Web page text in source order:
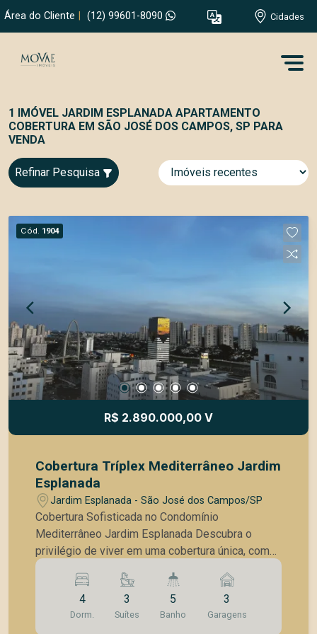
Área do Cliente (12) 99601-8090 Cidades
1 IMÓVEL JARDIM ESPLANADA APARTAMENTO
COBERTURA EM SÃO JOSÉ DOS CAMPOS, SP PARA
VENDA
Refinar Pesquisa
Cód. 1904
R$ 2.890.000,00 V
Cobertura Tríplex Mediterrâneo Jardim
Esplanada
Jardim Esplanada - São José dos Campos/SP
Cobertura Sofisticada no Condomínio
Mediterrâneo Jardim Esplanada Descubra o
privilégio de viver em uma cobertura única, com
324 m² de área privativa, que combina elegância,
conforto e uma localização altamente valorizada.
Este imóvel impressiona desde a entrada, com
ambientes amplos, integrados e extremamente
4
Dorm.
3
Suítes
5
Banho
3
Garagens